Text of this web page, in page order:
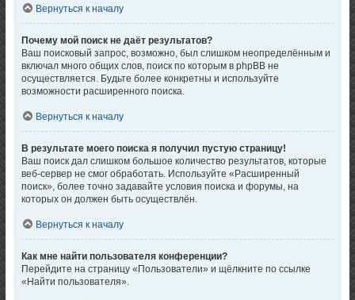
Вернуться к началу
Почему мой поиск не даёт результатов?
Ваш поисковый запрос, возможно, был слишком неопределённым и
включал много общих слов, поиск по которым в phpBB не
осуществляется. Будьте более конкретны и используйте
возможности расширенного поиска.
Вернуться к началу
В результате моего поиска я получил пустую страницу!
Ваш поиск дал слишком большое количество результатов, которые
веб-сервер не смог обработать. Используйте «Расширенный
поиск», более точно задавайте условия поиска и форумы, на
которых он должен быть осуществлён.
Вернуться к началу
Как мне найти пользователя конференции?
Перейдите на страницу «Пользователи» и щёлкните по ссылке
«Найти пользователя».